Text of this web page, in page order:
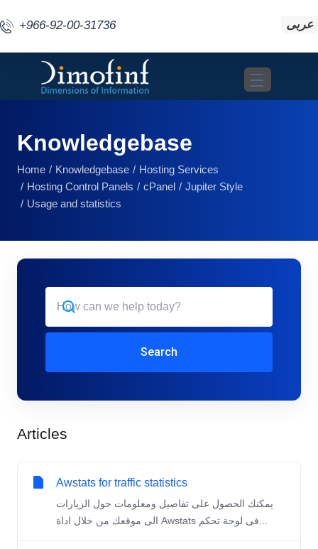
+966-92-00-31736 عربى
Toggle
Knowledgebase
Home Knowledgebase
Hosting Services
Hosting Control Panels
cPanel
Jupiter Style
Usage and statistics
Search
Articles
Awstats for traffic statistics
يمكنك الحصول على تفاصيل ومعلومات حول الزيارات